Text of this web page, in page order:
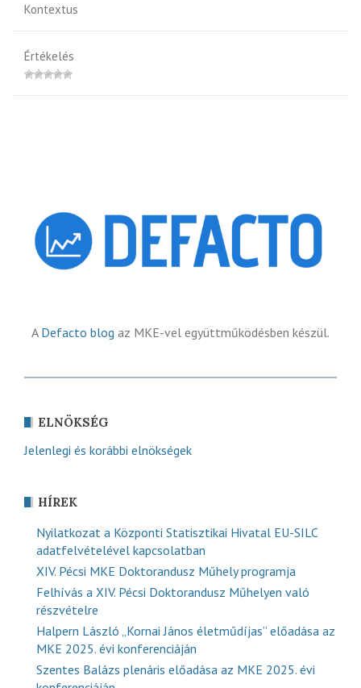
Kontextus
Értékelés
A Defacto blog az MKE-vel együttműködésben készül.
ELNÖKSÉG
Jelenlegi és korábbi elnökségek
HÍREK
Nyilatkozat a Központi Statisztikai Hivatal EU-SILC
adatfelvételével kapcsolatban
XIV. Pécsi MKE Doktorandusz Műhely programja
Felhívás a XIV. Pécsi Doktorandusz Műhelyen való
részvételre
Halpern László „Kornai János életműdíjas” előadása az
MKE 2025. évi konferenciáján
Szentes Balázs plenáris előadása az MKE 2025. évi